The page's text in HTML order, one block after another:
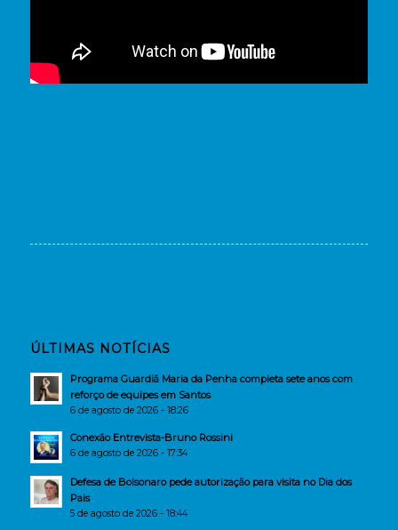
ÚLTIMAS NOTÍCIAS
Programa Guardiã Maria da Penha completa sete anos com
reforço de equipes em Santos
6 de agosto de 2026 - 18:26
Conexão Entrevista-Bruno Rossini
6 de agosto de 2026 - 17:34
Defesa de Bolsonaro pede autorização para visita no Dia dos
Pais
5 de agosto de 2026 - 18:44